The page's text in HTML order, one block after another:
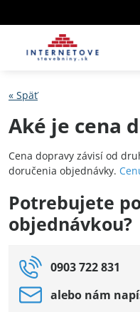
« Späť
Aké je cena
Cena dopravy závisí od
doručenia objednávky.
Potrebujete
objednávkou?
0903 722 831
alebo nám